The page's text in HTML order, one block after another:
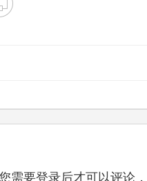
需要登录后才可以评论，